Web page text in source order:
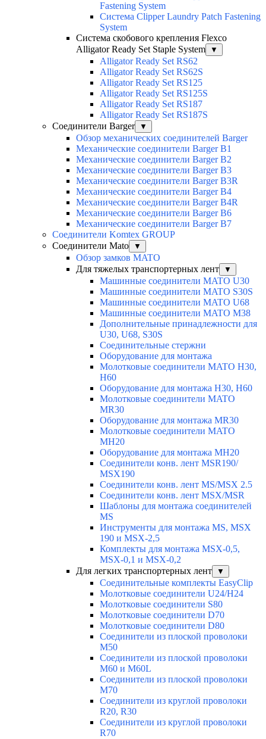
Fastening System
Система Clipper Laundry Patch Fastening
System
Система скобового крепления Flexco
Alligator Ready Set Staple System
▼
Alligator Ready Set RS62
Alligator Ready Set RS62S
Alligator Ready Set RS125
Alligator Ready Set RS125S
Alligator Ready Set RS187
Alligator Ready Set RS187S
Соединители Barger
▼
Обзор механических соединителей Barger
Механические соединители Barger B1
Механические соединители Barger B2
Механические соединители Barger B3
Механические соединители Barger B3R
Механические соединители Barger B4
Механические соединители Barger B4R
Механические соединители Barger B6
Механические соединители Barger B7
Соединители Komtex GROUP
Соединители Mato
▼
Обзор замков MATO
Для тяжелых транспортерных лент
▼
Машинные соединители MATO U30
Машинные соединители MATO S30S
Машинные соединители MATO U68
Машинные соединители MATO M38
Дополнительные принадлежности для
U30, U68, S30S
Соединительные стержни
Оборудование для монтажа
Молотковые соединители MATO H30,
H60
Оборудование для монтажа H30, H60
Молотковые соединители MATO
MR30
Оборудование для монтажа MR30
Молотковые соединители MATO
MH20
Оборудование для монтажа MH20
Соединители конв. лент MSR190/
MSX190
Соединители конв. лент MS/MSX 2.5
Соединители конв. лент MSX/MSR
Шаблоны для монтажа соединителей
MS
Инструменты для монтажа MS, MSX
190 и MSX-2,5
Комплекты для монтажа MSX-0,5,
MSX-0,1 и MSX-0,2
Для легких транспортерных лент
▼
Соединительные комплекты EasyClip
Молотковые соединители U24/H24
Молотковые соединители S80
Молотковые соединители D70
Молотковые соединители D80
Соединители из плоской проволоки
M50
Соединители из плоской проволоки
M60 и M60L
Соединители из плоской проволоки
M70
Соединители из круглой проволоки
R20, R30
Соединители из круглой проволоки
R70